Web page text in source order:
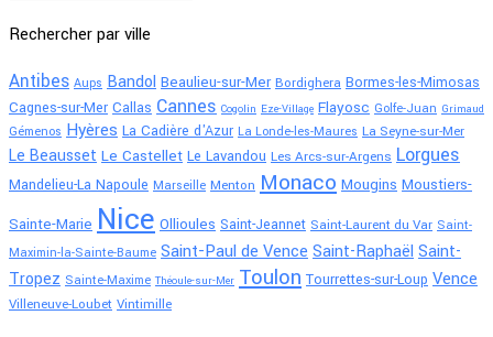
Rechercher par ville
Antibes Aups Bandol Beaulieu-sur-Mer Bordighera Bormes-les-Mimosas
Cagnes-sur-Mer Callas Cannes Cogolin Eze-Village Flayosc Golfe-Juan Grimaud
Gémenos Hyères La Cadière d'Azur La Londe-les-Maures La Seyne-sur-Mer
Le Beausset Le Castellet Le Lavandou Les Arcs-sur-Argens Lorgues
Mandelieu-La Napoule Marseille Menton Monaco Mougins Moustiers-
Sainte-Marie Nice Ollioules Saint-Jeannet Saint-Laurent du Var Saint-
Maximin-la-Sainte-Baume Saint-Paul de VenceSaint-RaphaëlSaint-
Tropez Sainte-Maxime Théoule-sur-Mer Toulon Tourrettes-sur-Loup Vence
Villeneuve-Loubet Vintimille